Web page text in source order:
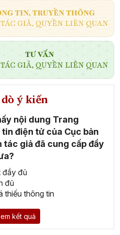
ý kiến
nội dung Trang
điện tử của Cục bản
tác giả đã cung cấp đầy
đầy đủ
đủ
thiếu thông tin
kết quả